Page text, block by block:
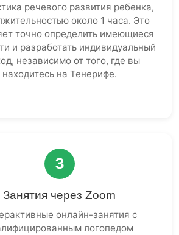
речевого развития ребенка,
около 1 часа. Это
точно определить имеющиеся
и разработать индивидуальный
независимо от того, где вы
находитесь на Тенерифе.
3
Занятия через Zoom
онлайн-занятия с
логопедом